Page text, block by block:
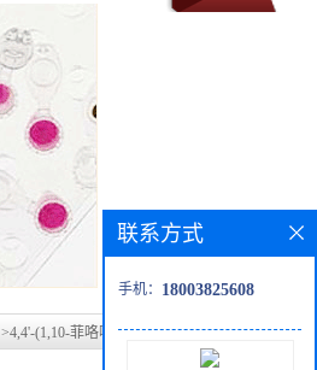
>4,4'-(1,10-菲咯啉-2,9-二基)二苯胺
联系方式
手机： 18003825608